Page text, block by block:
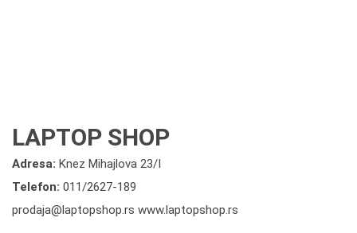
LAPTOP SHOP
Adresa: Knez Mihajlova 23/I
Telefon: 011/2627-189
prodaja@laptopshop.rs www.laptopshop.rs